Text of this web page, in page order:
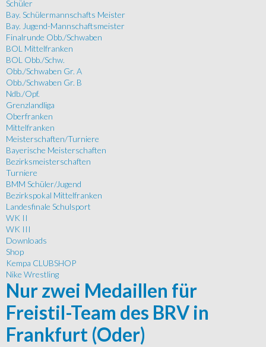
Schüler
Bay. Schülermannschafts Meister
Bay. Jugend-Mannschaftsmeister
Finalrunde Obb./Schwaben
BOL Mittelfranken
BOL Obb./Schw.
Obb./Schwaben Gr. A
Obb./Schwaben Gr. B
Ndb./Opf.
Grenzlandliga
Oberfranken
Mittelfranken
Meisterschaften/Turniere
Bayerische Meisterschaften
Bezirksmeisterschaften
Turniere
BMM Schüler/Jugend
Bezirkspokal Mittelfranken
Landesfinale Schulsport
WK II
WK III
Downloads
Shop
Kempa CLUBSHOP
Nike Wrestling
Nur zwei Medaillen für
Freistil-Team des BRV in
Frankfurt (Oder)